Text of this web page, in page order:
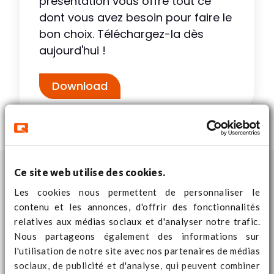
Ce site web utilise des cookies.
Les cookies nous permettent de personnaliser le
contenu et les annonces, d'offrir des fonctionnalités
relatives aux médias sociaux et d'analyser notre trafic.
Nous partageons également des informations sur
l'utilisation de notre site avec nos partenaires de médias
sociaux, de publicité et d'analyse, qui peuvent combiner
dont vous avez besoin pour faire le
bon choix. Téléchargez-la dès
aujourd'hui !
Download
Produits similaires